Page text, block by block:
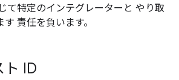
て特定のインテグレーターと やり取
責任を負います。
ID